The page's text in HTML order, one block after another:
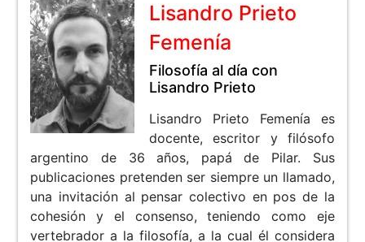
Lisandro Prieto
Femenía
Filosofía al día con
Lisandro Prieto
Lisandro Prieto Femenía es
docente, escritor y filósofo
argentino de 36 años, papá de Pilar. Sus
publicaciones pretenden ser siempre un llamado,
una invitación al pensar colectivo en pos de la
cohesión y el consenso, teniendo como eje
vertebrador a la filosofía, a la cual él considera